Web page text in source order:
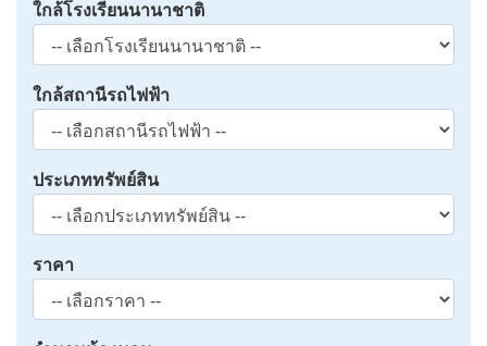
ใกล้โรงเรียนนานาชาติ
ใกล้สถานีรถไฟฟ้า
ประเภททรัพย์สิน
ราคา